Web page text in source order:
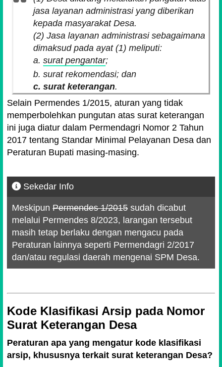
jasa layanan administrasi yang diberikan
kepada masyarakat Desa.
(2) Jasa layanan administrasi sebagaimana
dimaksud pada ayat (1) meliputi:
a. surat pengantar;
b. surat rekomendasi; dan
c. surat keterangan.
Selain Permendes 1/2015, aturan yang tidak
memperbolehkan pungutan atas surat keterangan
ini juga diatur dalam Permendagri Nomor 2 Tahun
2017 tentang Standar Minimal Pelayanan Desa dan
Peraturan Bupati masing-masing.
Sekedar Info
Meskipun Permendes 1/2015 sudah dicabut
melalui Permendes 8/2023, larangan tersebut
masih tetap berlaku dengan mengacu pada
Peraturan lainnya seperti Permendagri 2/2017
dan/atau regulasi daerah mengenai SPM Desa.
Kode Klasifikasi Arsip pada Nomor
Surat Keterangan Desa
Peraturan apa yang mengatur kode klasifikasi
arsip, khususnya terkait surat keterangan Desa?